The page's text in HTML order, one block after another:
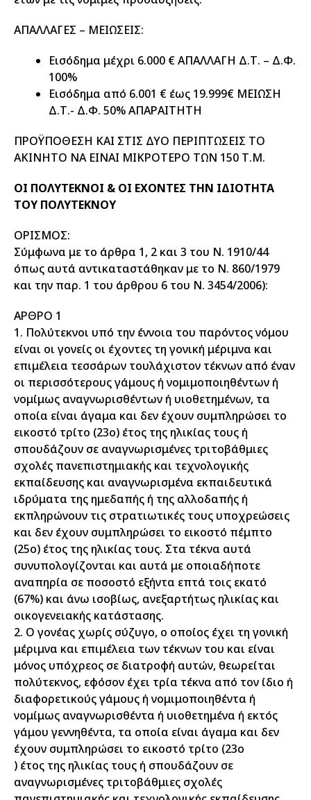
ΑΠΑΛΛΑΓΕΣ – ΜΕΙΩΣΕΙΣ:
Εισόδημα μέχρι 6.000 € ΑΠΑΛΛΑΓΗ Δ.Τ. – Δ.Φ.
100%
Εισόδημα από 6.001 € έως 19.999€ ΜΕΙΩΣΗ
Δ.Τ.- Δ.Φ. 50% ΑΠΑΡΑΙΤΗΤΗ
ΠΡΟΫΠΟΘΕΣΗ ΚΑΙ ΣΤΙΣ ΔΥΟ ΠΕΡΙΠΤΩΣΕΙΣ ΤΟ
ΑΚΙΝΗΤΟ ΝΑ ΕΙΝΑΙ ΜΙΚΡΟΤΕΡΟ ΤΩΝ 150 Τ.Μ.
ΟΙ ΠΟΛΥΤΕΚΝΟΙ & ΟΙ ΕΧΟΝΤΕΣ ΤΗΝ ΙΔΙΟΤΗΤΑ
ΤΟΥ ΠΟΛΥΤΕΚΝΟΥ
ΟΡΙΣΜΟΣ:
Σύμφωνα με το άρθρα 1, 2 και 3 του Ν. 1910/44
όπως αυτά αντικαταστάθηκαν με το Ν. 860/1979
και την παρ. 1 του άρθρου 6 του Ν. 3454/2006):
ΑΡΘΡΟ 1
1. Πολύτεκνοι υπό την έννοια του παρόντος νόμου
είναι οι γονείς οι έχοντες τη γονική μέριμνα και
επιμέλεια τεσσάρων τουλάχιστον τέκνων από έναν
οι περισσότερους γάμους ή νομιμοποιηθέντων ή
νομίμως αναγνωρισθέντων ή υιοθετημένων, τα
οποία είναι άγαμα και δεν έχουν συμπληρώσει το
εικοστό τρίτο (23ο) έτος της ηλικίας τους ή
σπουδάζουν σε αναγνωρισμένες τριτοβάθμιες
σχολές πανεπιστημιακής και τεχνολογικής
εκπαίδευσης και αναγνωρισμένα εκπαιδευτικά
ιδρύματα της ημεδαπής ή της αλλοδαπής ή
εκπληρώνουν τις στρατιωτικές τους υποχρεώσεις
και δεν έχουν συμπληρώσει το εικοστό πέμπτο
(25ο) έτος της ηλικίας τους. Στα τέκνα αυτά
συνυπολογίζονται και αυτά με οποιαδήποτε
αναπηρία σε ποσοστό εξήντα επτά τοις εκατό
(67%) και άνω ισοβίως, ανεξαρτήτως ηλικίας και
οικογενειακής κατάστασης.
2. Ο γονέας χωρίς σύζυγο, ο οποίος έχει τη γονική
μέριμνα και επιμέλεια των τέκνων του και είναι
μόνος υπόχρεος σε διατροφή αυτών, θεωρείται
πολύτεκνος, εφόσον έχει τρία τέκνα από τον ίδιο ή
διαφορετικούς γάμους ή νομιμοποιηθέντα ή
νομίμως αναγνωρισθέντα ή υιοθετημένα ή εκτός
γάμου γεννηθέντα, τα οποία είναι άγαμα και δεν
έχουν συμπληρώσει το εικοστό τρίτο (23ο
) έτος της ηλικίας τους ή σπουδάζουν σε
αναγνωρισμένες τριτοβάθμιες σχολές